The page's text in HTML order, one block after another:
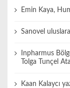
a
a
s
Emin Kaya,
Sanovel
Inpharmus
Tolga Tunçel
Kaan Kalaycı